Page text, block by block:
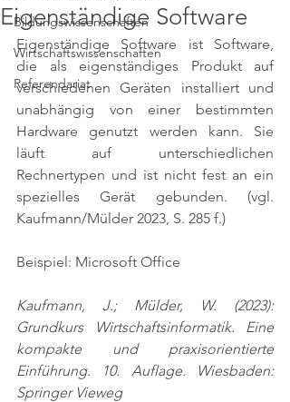
Bildungswissenschaften
Wirtschaftswissenschaften
Referendariat
Eigenständige Software
Eigenständige Software ist Software,
die als eigenständiges Produkt auf
verschiedenen Geräten installiert und
unabhängig von einer bestimmten
Hardware genutzt werden kann. Sie
läuft auf unterschiedlichen
Rechnertypen und ist nicht fest an ein
spezielles Gerät gebunden. (vgl.
Kaufmann/Mülder 2023, S. 285 f.)
Beispiel: Microsoft Office
Kaufmann, J.; Mülder, W. (2023):
Grundkurs Wirtschaftsinformatik. Eine
kompakte und praxisorientierte
Einführung. 10. Auflage. Wiesbaden:
Springer Vieweg